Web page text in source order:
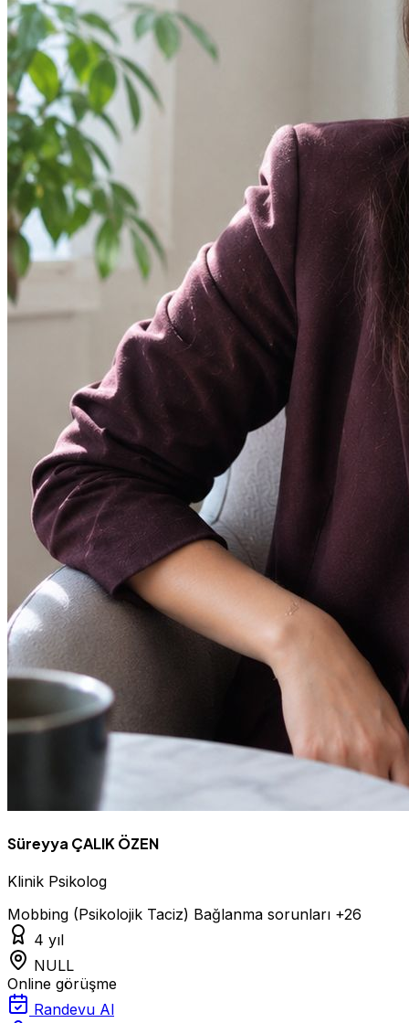
Süreyya ÇALIK ÖZEN
Klinik Psikolog
Mobbing (Psikolojik Taciz) Bağlanma sorunları +26
4 yıl
NULL
Online görüşme
Randevu Al